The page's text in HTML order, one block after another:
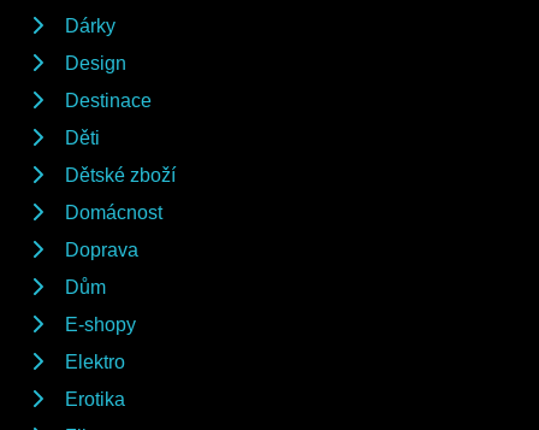
Dárky
Design
Destinace
Děti
Dětské zboží
Domácnost
Doprava
Dům
E-shopy
Elektro
Erotika